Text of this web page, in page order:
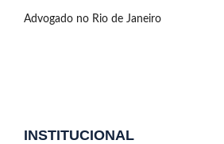
Advogado no Rio de Janeiro
INSTITUCIONAL